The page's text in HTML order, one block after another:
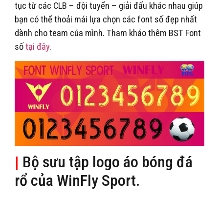
tục từ các CLB – đội tuyển – giải đấu khác nhau giúp
bạn có thể thoải mái lựa chọn các font số đẹp nhất
dành cho team của mình. Tham khảo thêm BST Font
sốtại đây.
| Bộ sưu tập logo áo bóng đá
rổ của WinFly Sport.